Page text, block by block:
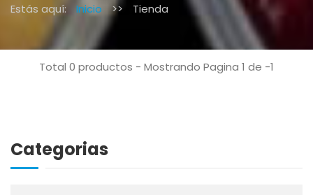
Estás aquí: Inicio >> Tienda
Total 0 productos - Mostrando Pagina 1 de -1
Categorias